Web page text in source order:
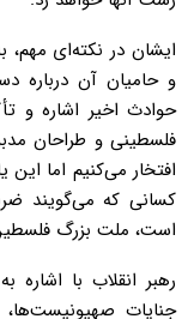
ایشان در نکته‌ای مهم،
و حامیان آن درباره
حوادث اخیر اشاره و
فلسطینی و طراحان
افتخار می‌کنیم اما
کسانی که می‌گویند
است، ملت بزرگ
رهبر انقلاب با
جنایات صهیونیست‌ها،